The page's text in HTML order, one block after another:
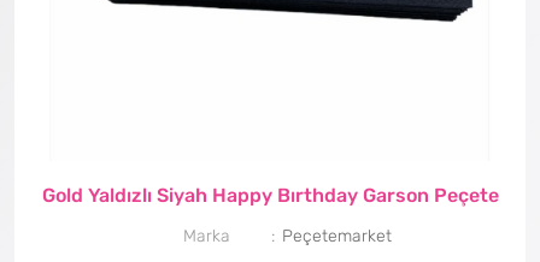
Gold Yaldızlı Siyah Happy Bırthday Garson Peçete
Marka Peçetemarket